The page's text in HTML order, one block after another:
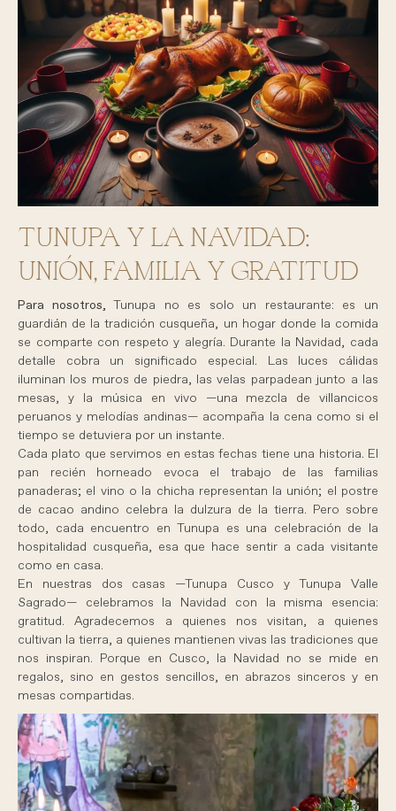
TUNUPA Y LA NAVIDAD:
UNIÓN, FAMILIA Y GRATITUD
Para nosotros,Tunupa no es solo un restaurante: es un
guardián de la tradición cusqueña, un hogar donde la comida
se comparte con respeto y alegría. Durante la Navidad, cada
detalle cobra un significado especial. Las luces cálidas
iluminan los muros de piedra, las velas parpadean junto a las
mesas, y la música en vivo —una mezcla de villancicos
peruanos y melodías andinas— acompaña la cena como si el
tiempo se detuviera por un instante.
Cada plato que servimos en estas fechas tiene una historia. El
pan recién horneado evoca el trabajo de las familias
panaderas; el vino o la chicha representan la unión; el postre
de cacao andino celebra la dulzura de la tierra. Pero sobre
todo, cada encuentro en Tunupa es una celebración de la
hospitalidad cusqueña, esa que hace sentir a cada visitante
como en casa.
En nuestras dos casas —Tunupa Cusco y Tunupa Valle
Sagrado— celebramos la Navidad con la misma esencia:
gratitud. Agradecemos a quienes nos visitan, a quienes
cultivan la tierra, a quienes mantienen vivas las tradiciones que
nos inspiran. Porque en Cusco, la Navidad no se mide en
regalos, sino en gestos sencillos, en abrazos sinceros y en
mesas compartidas.